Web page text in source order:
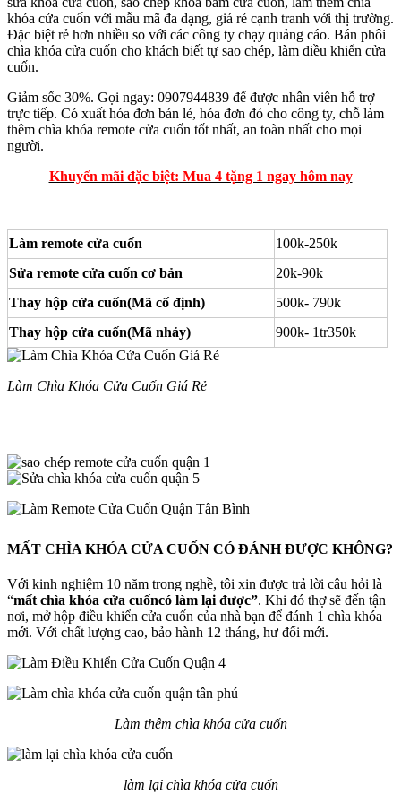
khóa cửa cuốn với mẫu mã đa dạng, giá rẻ cạnh tranh với thị trường.
Đặc biệt rẻ hơn nhiều so với các công ty chạy quảng cáo. Bán phôi
chìa khóa cửa cuốn cho khách biết tự sao chép, làm điều khiển cửa
cuốn.
Giảm sốc 30%. Gọi ngay: 0907944839 để được nhân viên hỗ trợ
trực tiếp. Có xuất hóa đơn bán lẻ, hóa đơn đỏ cho công ty, chỗ làm
thêm chìa khóa remote cửa cuốn tốt nhất, an toàn nhất cho mọi
người.
Khuyến mãi đặc biệt: Mua 4 tặng 1 ngay hôm nay
Làm remote cửa cuốn
100k-250k
Sửa remote cửa cuốn cơ bản
20k-90k
Thay hộp cửa cuốn(Mã cố định)
500k- 790k
Thay hộp cửa cuốn(Mã nhảy)
900k- 1tr350k
Làm Chìa Khóa Cửa Cuốn Giá Rẻ
MẤT CHÌA KHÓA CỬA CUỐN CÓ ĐÁNH ĐƯỢC KHÔNG?
Với kinh nghiệm 10 năm trong nghề, tôi xin được trả lời câu hỏi là
“mất chìa khóa cửa cuốncó làm lại được”. Khi đó thợ sẽ đến tận
nơi, mở hộp điều khiển cửa cuốn của nhà bạn để đánh 1 chìa khóa
mới. Với chất lượng cao, bảo hành 12 tháng, hư đổi mới.
Làm thêm chìa khóa cửa cuốn
làm lại chìa khóa cửa cuốn